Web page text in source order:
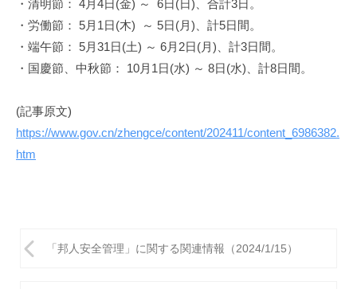
・清明節： 4月4日(金) ～ 6日(日)、合計3日。
・労働節： 5月1日(木) ～ 5日(月)、計5日間。
・端午節： 5月31日(土) ～ 6月2日(月)、計3日間。
・国慶節、中秋節： 10月1日(水) ～ 8日(水)、計8日間。
(記事原文)
https://www.gov.cn/zhengce/content/202411/content_6986382.
htm
投
「邦人安全管理」に関する関連情報（2024/1/15）